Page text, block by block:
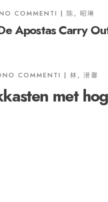
COMMENTI 陈, 昭琳
Apostas Carry
COMMENTI 林, 潜馨
met